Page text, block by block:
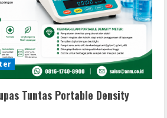
Tuntas Portable Density